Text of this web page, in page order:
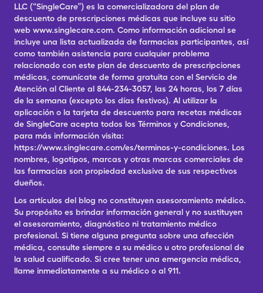
LLC (“SingleCare”) es la comercializadora del plan de
descuento de prescripciones médicas que incluye su sitio
web www.singlecare.com. Como información adicional se
incluye una lista actualizada de farmacias participantes, así
como también asistencia para cualquier problema
relacionado con este plan de descuento de prescripciones
médicas, comunícate de forma gratuita con el Servicio de
Atención al Cliente al 844-234-3057, las 24 horas, los 7 días
de la semana (excepto los días festivos). Al utilizar la
aplicación o la tarjeta de descuento para recetas médicas
de SingleCare acepta todos los Términos y Condiciones,
para más información visita:
https://www.singlecare.com/es/terminos-y-condiciones. Los
nombres, logotipos, marcas y otras marcas comerciales de
las farmacias son propiedad exclusiva de sus respectivos
dueños.
Los artículos del blog no constituyen asesoramiento médico.
Su propósito es brindar información general y no sustituyen
el asesoramiento, diagnóstico ni tratamiento médico
profesional. Si tiene alguna pregunta sobre una afección
médica, consulte siempre a su médico u otro profesional de
la salud cualificado. Si cree tener una emergencia médica,
llame inmediatamente a su médico o al 911.